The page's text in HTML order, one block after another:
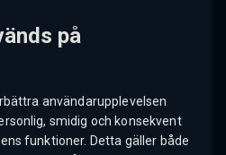
på
användarupplevelsen
smidig och konsekvent
funktioner. Detta gäller både